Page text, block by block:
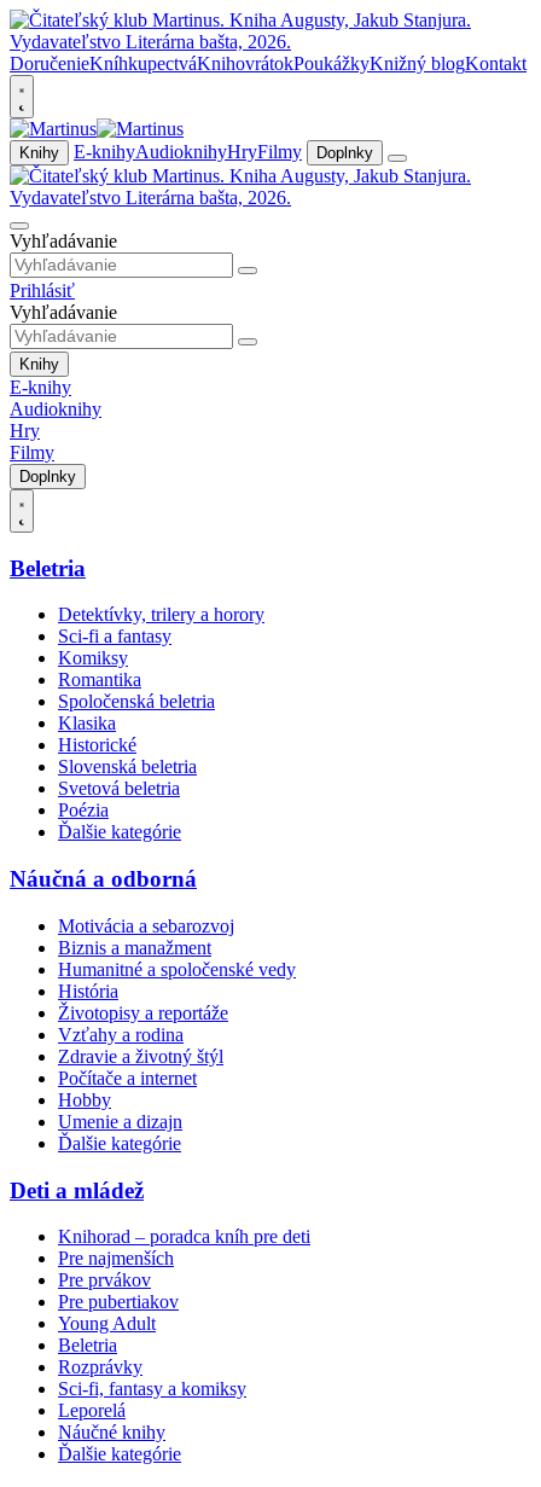
DoručenieKníhkupectváKnihovrátokPoukážkyKnižný blogKontakt
Knihy E-knihyAudioknihyHryFilmy Doplnky
Vyhľadávanie
Prihlásiť
Vyhľadávanie
Knihy
E-knihy
Audioknihy
Hry
Filmy
Doplnky
Beletria
Detektívky, trilery a horory
Sci-fi a fantasy
Komiksy
Romantika
Spoločenská beletria
Klasika
Historické
Slovenská beletria
Svetová beletria
Poézia
Ďalšie kategórie
Náučná a odborná
Motivácia a sebarozvoj
Biznis a manažment
Humanitné a spoločenské vedy
História
Životopisy a reportáže
Vzťahy a rodina
Zdravie a životný štýl
Počítače a internet
Hobby
Umenie a dizajn
Ďalšie kategórie
Deti a mládež
Knihorad – poradca kníh pre deti
Pre najmenších
Pre prvákov
Pre pubertiakov
Young Adult
Beletria
Rozprávky
Sci-fi, fantasy a komiksy
Leporelá
Náučné knihy
Ďalšie kategórie